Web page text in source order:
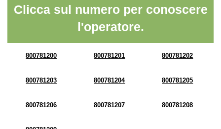
Clicca sul numero per conoscere
l'operatore.
800781200 800781201 800781202
800781203 800781204 800781205
800781206 800781207 800781208